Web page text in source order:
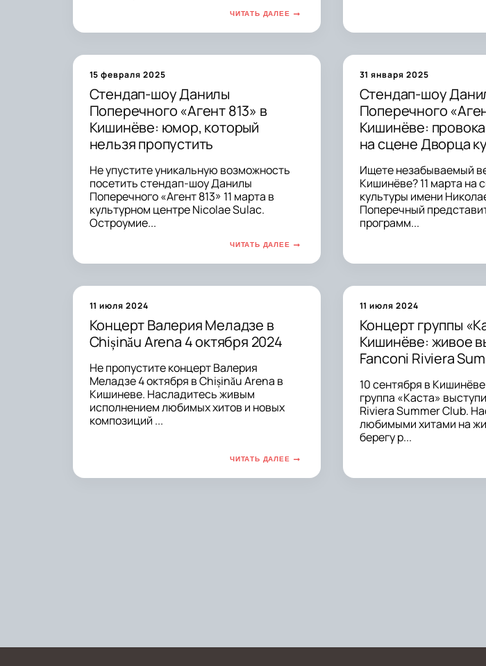
ЧИТАТЬ ДАЛЕЕ
15 февраля 2025
Стендап-шоу Данилы
Поперечного «Агент 813» в
Кишинёве: юмор, который
нельзя пропустить
Не упустите уникальную возможность
посетить стендап-шоу Данилы
Поперечного «Агент 813» 11 марта в
культурном центре Nicolae Sulac.
Остроумие...
ЧИТАТЬ ДАЛЕЕ
31 января 2025
Стендап-шоу
Поперечного
Кишинёве:
на сцене Дворца
Ищете незабываемый
Кишинёве? 11 марта на
культуры имени
Поперечный
программ...
11 июля 2024
Концерт Валерия Меладзе в
Chișinău Arena 4 октября 2024
Не пропустите концерт Валерия
Меладзе 4 октября в Chișinău Arena в
Кишиневе. Насладитесь живым
исполнением любимых хитов и новых
композиций ...
ЧИТАТЬ ДАЛЕЕ
11 июля 2024
Концерт группы
Кишинёве: живое
Fanconi Riviera
10 сентября в
группа «Каста»
Riviera Summer Club.
любимыми хитами на
берегу р...